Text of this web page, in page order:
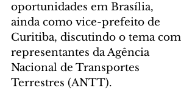
oportunidades em Brasília,
ainda como vice-prefeito de
Curitiba, discutindo o tema com
representantes da Agência
Nacional de Transportes
Terrestres (ANTT).